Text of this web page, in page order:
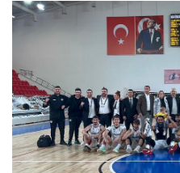
Genç Bilgi
Sistemi
Kredi/Yurt E-
Ödeme